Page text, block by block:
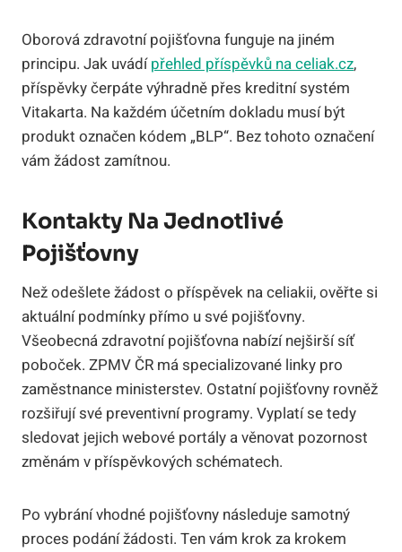
Oborová zdravotní pojišťovna funguje na jiném
principu. Jak uvádípřehled příspěvků na celiak.cz,
příspěvky čerpáte výhradně přes kreditní systém
Vitakarta. Na každém účetním dokladu musí být
produkt označen kódem „BLP“. Bez tohoto označení
vám žádost zamítnou.
Kontakty Na Jednotlivé
Pojišťovny
Než odešlete žádost o příspěvek na celiakii, ověřte si
aktuální podmínky přímo u své pojišťovny.
Všeobecná zdravotní pojišťovna nabízí nejširší síť
poboček. ZPMV ČR má specializované linky pro
zaměstnance ministerstev. Ostatní pojišťovny rovněž
rozšiřují své preventivní programy. Vyplatí se tedy
sledovat jejich webové portály a věnovat pozornost
změnám v příspěvkových schématech.
Po vybrání vhodné pojišťovny následuje samotný
proces podání žádosti. Ten vám krok za krokem